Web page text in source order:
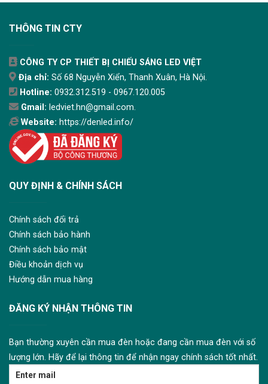
THÔNG TIN CTY
CÔNG TY CP THIẾT BỊ CHIẾU SÁNG LED VIỆT
Địa chỉ: Số 68 Nguyễn Xiển, Thanh Xuân, Hà Nội.
Hotline: 0932.312.519 - 0967.120.005
Gmail: ledviet.hn@gmail.com.
Website: https://denled.info/
QUY ĐỊNH & CHÍNH SÁCH
Chính sách đổi trả
Chính sách bảo hành
Chính sách bảo mật
Điều khoản dịch vụ
Hướng dẫn mua hàng
ĐĂNG KÝ NHẬN THÔNG TIN
Bạn thường xuyên cần mua đèn hoặc đang cần mua đèn với số
lượng lớn. Hãy để lại thông tin để nhận ngay chính sách tốt nhất.